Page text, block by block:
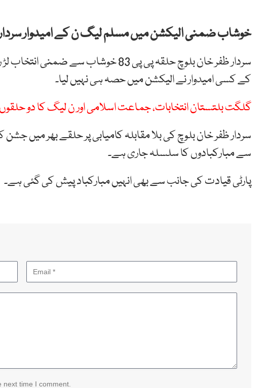
خوشاب ضمنی الیکشن میں مسلم لیگ ن کے امیدوار سردار
سردار ظفر خان بلوچ حلقہ پی پی 83
کے کسی امیدوار نے الیکشن میں حصہ ہی نہیں لیا۔
گلگت بلتستان انتخابات، جماعت اسلامی اور ن لیگ کا دو حلقوں
سردار ظفر خان بلوچ کی بلا مقابلہ کامیابی پر حلقے بھر میں
سے مبارکبادوں کا سلسلہ جاری ہے۔
پارٹی قیادت کی جانب سے بھی انہیں مبارکباد پیش کی گئی ہے۔
time I comment.